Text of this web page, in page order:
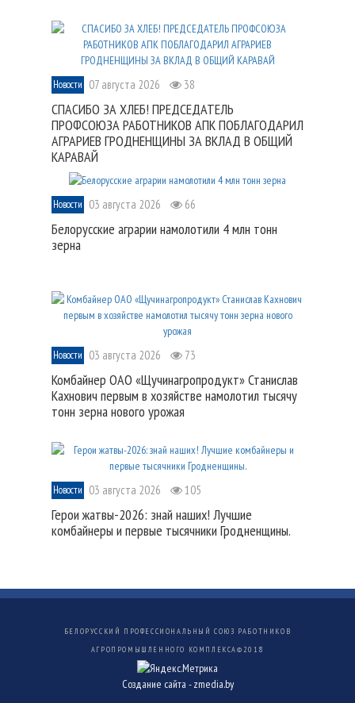
Новости 07 августа 2026 38
СПАСИБО ЗА ХЛЕБ! ПРЕДСЕДАТЕЛЬ
ПРОФСОЮЗА РАБОТНИКОВ АПК ПОБЛАГОДАРИЛ
АГРАРИЕВ ГРОДНЕНЩИНЫ ЗА ВКЛАД В ОБЩИЙ
КАРАВАЙ
Новости 03 августа 2026 66
Белорусские аграрии намолотили 4 млн тонн
зерна
Новости 03 августа 2026 73
Комбайнер ОАО «Щучинагропродукт» Станислав
Кахнович первым в хозяйстве намолотил тысячу
тонн зерна нового урожая
Новости 03 августа 2026 105
Герои жатвы-2026: знай наших! Лучшие
комбайнеры и первые тысячники Гродненщины.
БЕЛОРУССКИЙ ПРОФЕССИОНАЛЬНЫЙ СОЮЗ РАБОТНИКОВ
АГРОПРОМЫШЛЕННОГО КОМПЛЕКСА© 2018
Создание сайта -zmedia.by